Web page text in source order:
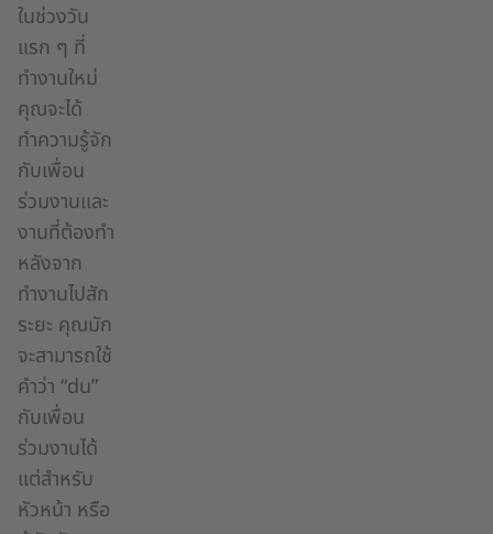
ในช่วงวัน
แรก ๆ ที่
ทำงานใหม่
คุณจะได้
ทำความรู้จัก
กับเพื่อน
ร่วมงานและ
งานที่ต้องทำ
หลังจาก
ทำงานไปสัก
ระยะ คุณมัก
จะสามารถใช้
คำว่า “du”
กับเพื่อน
ร่วมงานได้
แต่สำหรับ
หัวหน้า หรือ